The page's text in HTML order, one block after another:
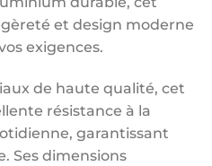
et design moderne
exigences.
de haute qualité, cet
résistance à la
garantissant
Ses dimensions